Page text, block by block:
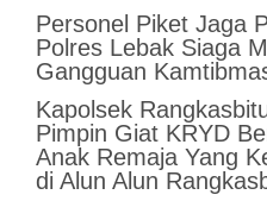
Personel Piket Jaga
Polres Lebak Siaga
Gangguan
Kapolsek
Pimpin Giat KRYD
Anak Remaja Yang
di Alun Alun